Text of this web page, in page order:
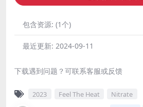
包含资源: (1个)
最近更新: 2024-09-11
下载遇到问题？可联系客服或反馈
2023 Feel The Heat Nitrate